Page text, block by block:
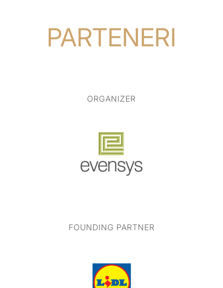
PARTENERI
ORGANIZER
FOUNDING PARTNER